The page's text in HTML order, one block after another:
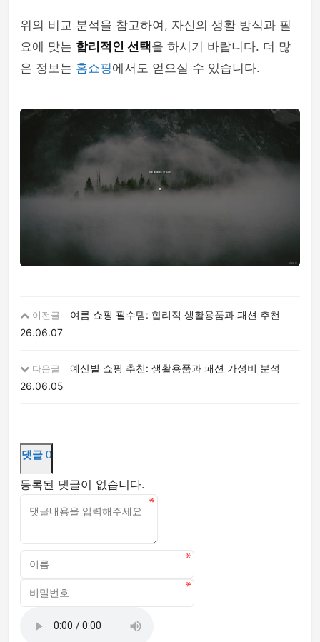
위의 비교 분석을 참고하여, 자신의 생활 방식과 필
요에 맞는 합리적인 선택을 하시기 바랍니다. 더 많
은 정보는 홈쇼핑에서도 얻으실 수 있습니다.
이전글
여름 쇼핑 필수템: 합리적 생활용품과 패션 추천
26.06.07
다음글
예산별 쇼핑 추천: 생활용품과 패션 가성비 분석
26.06.05
댓글 0
등록된 댓글이 없습니다.